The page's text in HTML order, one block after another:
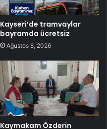
Kayseri’de tramvaylar
bayramda ücretsiz
Ağustos 8, 2026
Kaymakam Özderin